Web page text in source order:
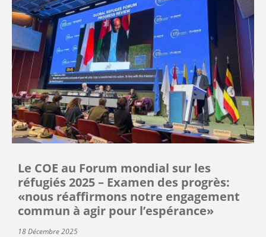
Le COE au Forum mondial sur les
réfugiés 2025 – Examen des progrès:
«nous réaffirmons notre engagement
commun à agir pour l’espérance»
18 Décembre 2025